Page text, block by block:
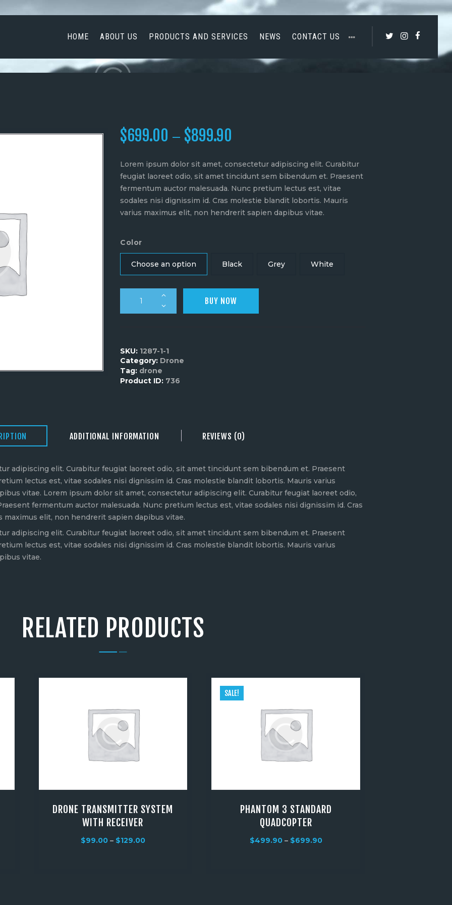
HOME ABOUT US PRODUCTS AND SERVICES NEWS CONTACT US
HOME
ABOUT US
PRODUCTS AND
SERVICES
$699.00 – $899.90
Lorem ipsum dolor sit amet, consectetur adipiscing elit. Curabitur
feugiat laoreet odio, sit amet tincidunt sem bibendum et. Praesent
fermentum auctor malesuada. Nunc pretium lectus est, vitae
sodales nisi dignissim id. Cras molestie blandit lobortis. Mauris
varius maximus elit, non hendrerit sapien dapibus vitae.
Color
Choose an option Black Grey White
BUY NOW
SKU: 1287-1-1
Category: Drone
Tag: drone
Product ID: 736
ADDITIONAL INFORMATION REVIEWS (0)
adipiscing elit. Curabitur feugiat laoreet odio, sit amet tincidunt sem bibendum et. Praesent
lectus est, vitae sodales nisi dignissim id. Cras molestie blandit lobortis. Mauris varius
vitae. Lorem ipsum dolor sit amet, consectetur adipiscing elit. Curabitur feugiat laoreet odio,
fermentum auctor malesuada. Nunc pretium lectus est, vitae sodales nisi dignissim id. Cras
elit, non hendrerit sapien dapibus vitae.
adipiscing elit. Curabitur feugiat laoreet odio, sit amet tincidunt sem bibendum et. Praesent
lectus est, vitae sodales nisi dignissim id. Cras molestie blandit lobortis. Mauris varius
vitae.
RELATED PRODUCTS
DRONE TRANSMITTER SYSTEM
WITH RECEIVER
$99.00– $129.00
SALE!
PHANTOM 3 STANDARD
QUADCOPTER
$499.90– $699.90